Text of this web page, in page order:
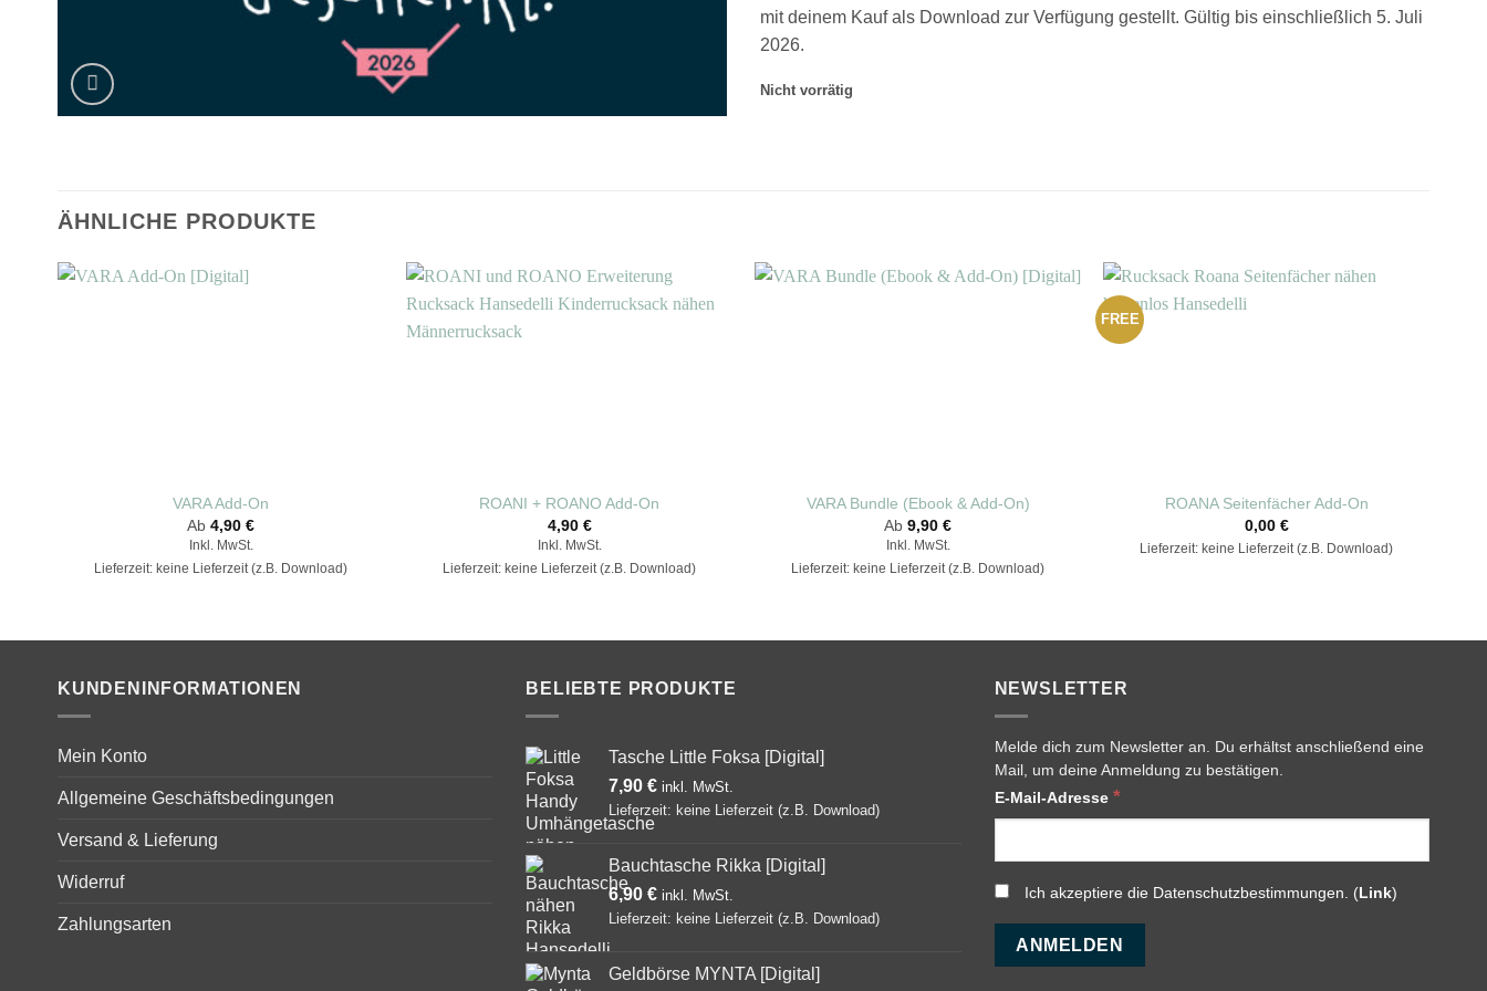
mit deinem Kauf als Download zur Verfügung gestellt. Gültig bis einschließlich 5. Juli
2026.
Nicht vorrätig
ÄHNLICHE PRODUKTE
VARA Add-On
Ab 4,90 €
Inkl. MwSt.
Lieferzeit: keine Lieferzeit (z.B. Download)
ROANI + ROANO Add-On
4,90 €
Inkl. MwSt.
Lieferzeit: keine Lieferzeit (z.B. Download)
VARA Bundle (Ebook & Add-On)
Ab 9,90 €
Inkl. MwSt.
Lieferzeit: keine Lieferzeit (z.B. Download)
FREE
ROANA Seitenfächer Add-On
0,00 €
Lieferzeit: keine Lieferzeit (z.B. Download)
KUNDENINFORMATIONEN
Mein Konto
Allgemeine Geschäftsbedingungen
Versand & Lieferung
Widerruf
Zahlungsarten
BELIEBTE PRODUKTE
Tasche Little Foksa [Digital]
7,90€
Lieferzeit: keine Lieferzeit (z.B. Download)
Bauchtasche Rikka [Digital]
6,90€
Lieferzeit: keine Lieferzeit (z.B. Download)
Geldbörse MYNTA [Digital]
NEWSLETTER
Melde dich zum Newsletter an. Du erhältst anschließend eine
Mail, um deine Anmeldung zu bestätigen.
E-Mail-Adresse *
Ich akzeptiere die Datenschutzbestimmungen. (Link)